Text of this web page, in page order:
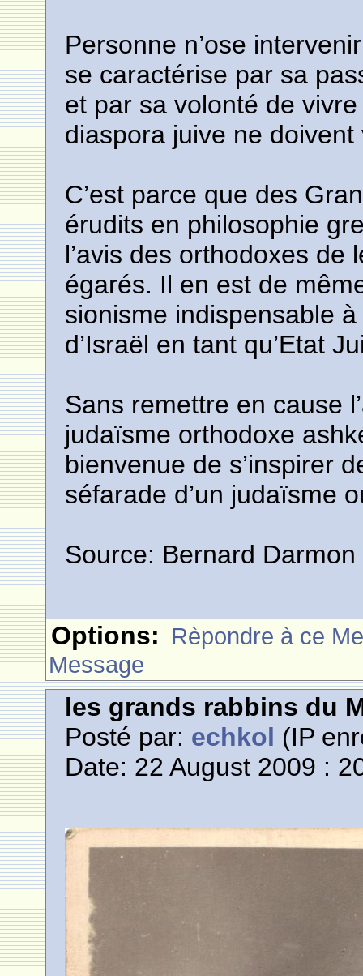
Personne n’ose
se caractérise par sa
et par sa volonté de
diaspora juive ne
C’est parce que des
érudits en philosophie
l’avis des orthodoxes de
égarés. Il en est de
sionisme indispensable
d’Israël en tant qu’Etat
Sans remettre en cause
judaïsme orthodoxe
bienvenue de s’inspirer
séfarade d’un judaïsme
Source: Bernard Darmon
Options: Rèpondre à ce
Message
les grands rabbins du
Posté par: echkol (IP
Date: 22 August 2009 :